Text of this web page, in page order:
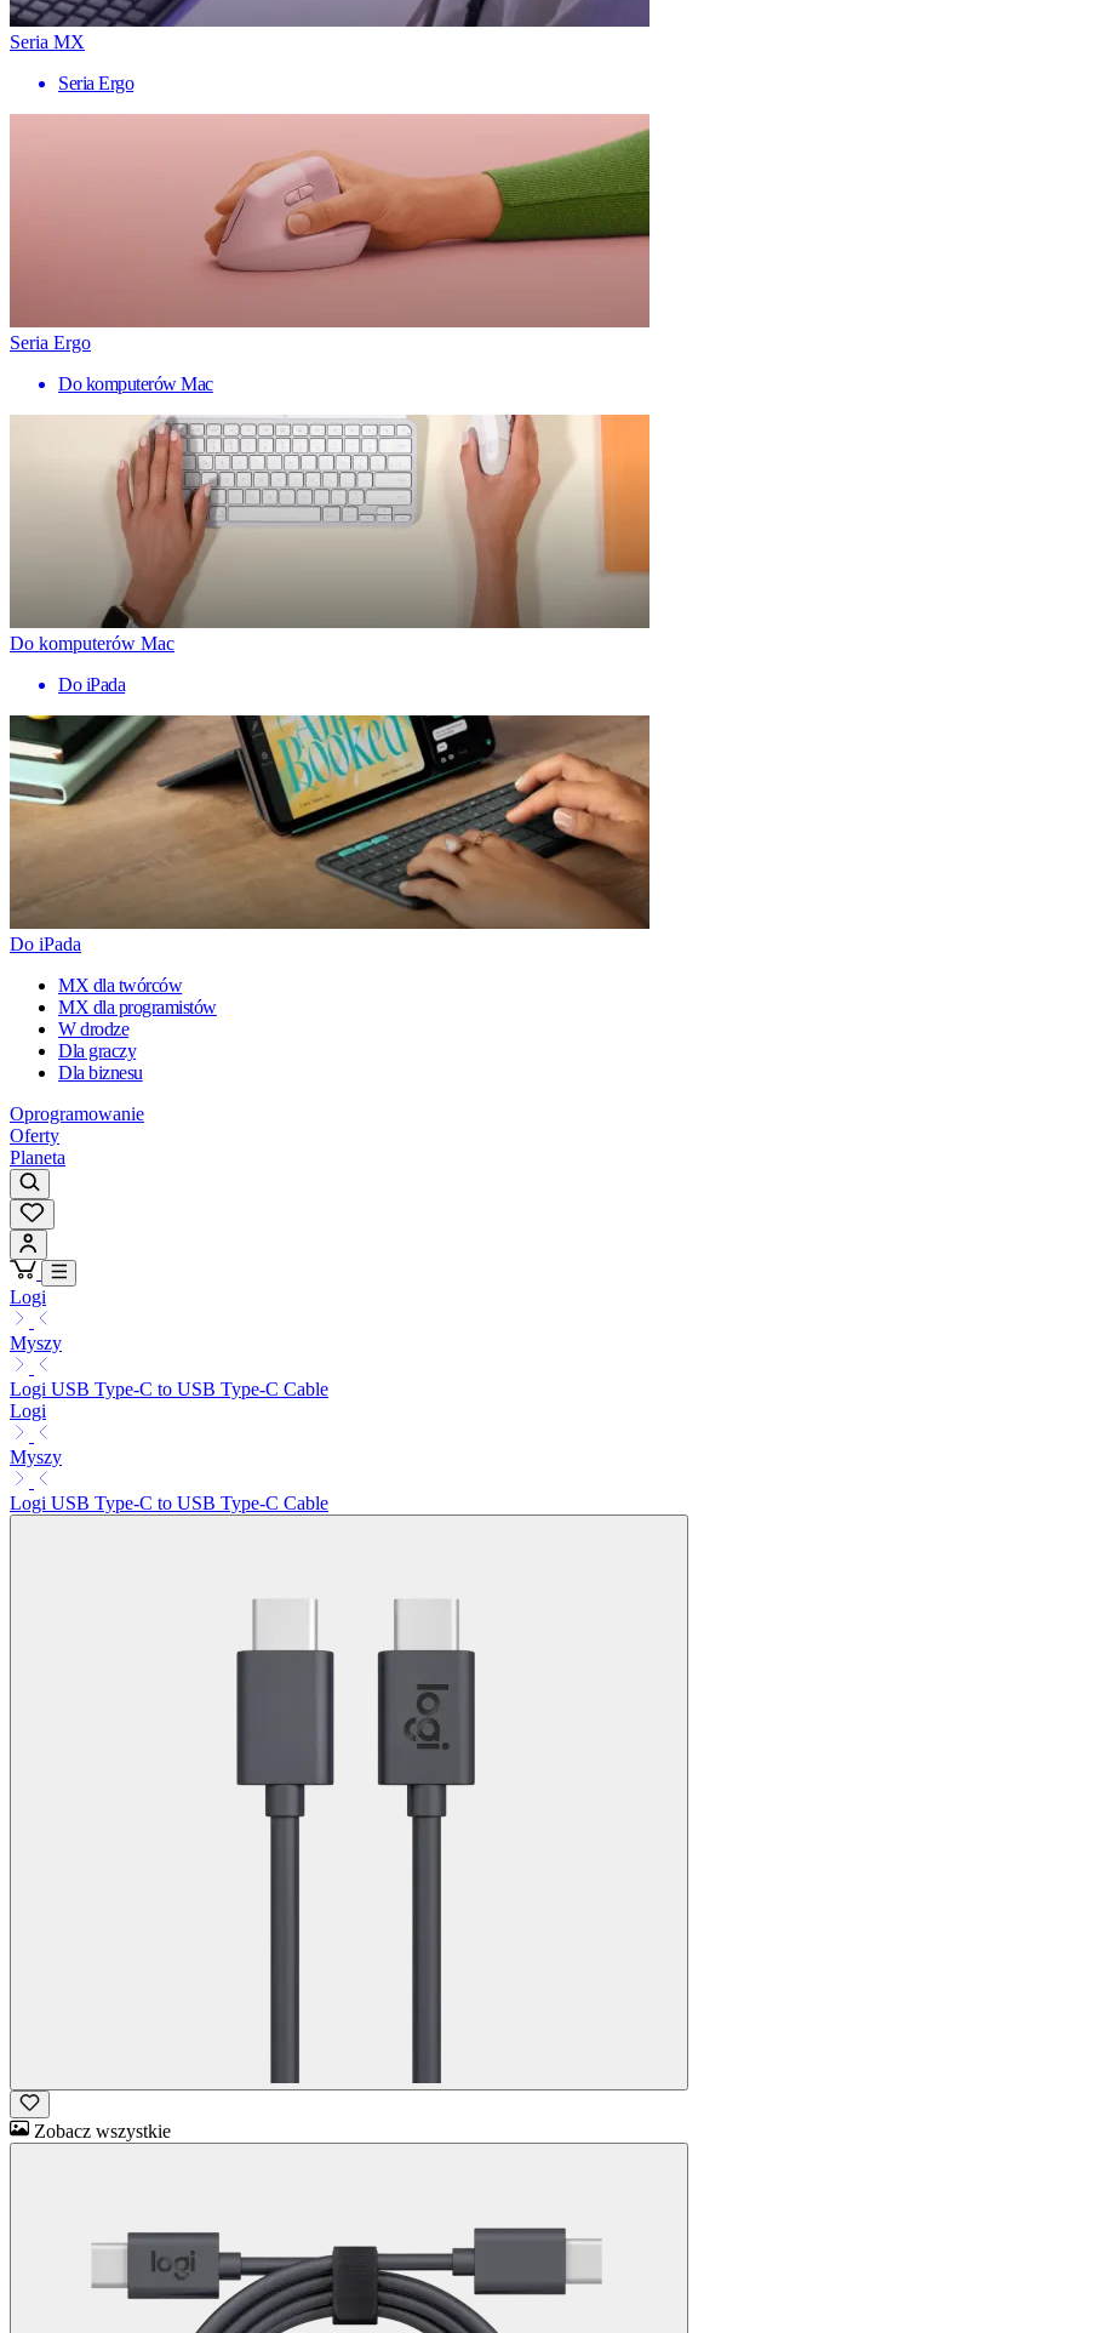
Seria MX
Seria Ergo
Seria Ergo
Do komputerów Mac
Do komputerów Mac
Do iPada
Do iPada
MX dla twórców
MX dla programistów
W drodze
Dla graczy
Dla biznesu
Oprogramowanie
Oferty
Planeta
Logi
Myszy
Logi USB Type-C to USB Type-C Cable
Logi
Myszy
Logi USB Type-C to USB Type-C Cable
Zobacz wszystkie